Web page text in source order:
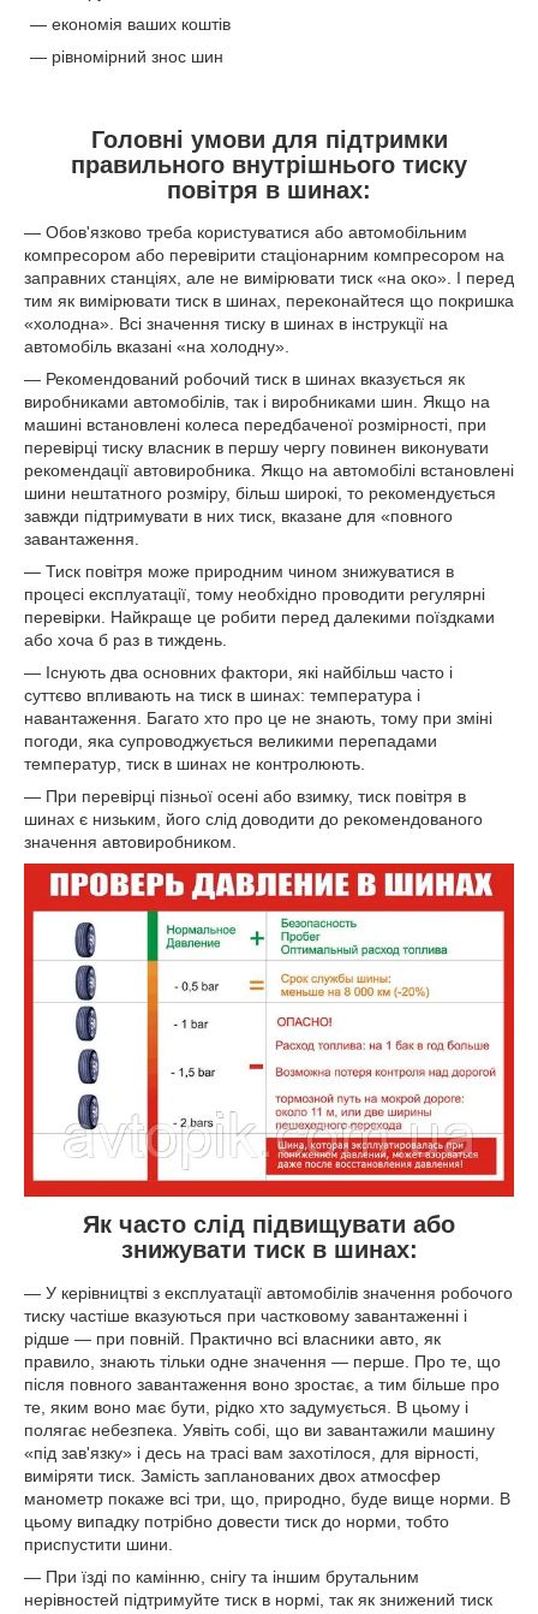
— економія ваших коштів
— рівномірний знос шин
Головні умови для підтримки
правильного внутрішнього тиску
повітря в шинах:
— Обов'язково треба користуватися або автомобільним
компресором або перевірити стаціонарним компресором на
заправних станціях, але не вимірювати тиск «на око». І перед
тим як вимірювати тиск в шинах, переконайтеся що покришка
«холодна». Всі значення тиску в шинах в інструкції на
автомобіль вказані «на холодну».
— Рекомендований робочий тиск в шинах вказується як
виробниками автомобілів, так і виробниками шин. Якщо на
машині встановлені колеса передбаченої розмірності, при
перевірці тиску власник в першу чергу повинен виконувати
рекомендації автовиробника. Якщо на автомобілі встановлені
шини нештатного розміру, більш широкі, то рекомендується
завжди підтримувати в них тиск, вказане для «повного
завантаження.
— Тиск повітря може природним чином знижуватися в
процесі експлуатації, тому необхідно проводити регулярні
перевірки. Найкраще це робити перед далекими поїздками
або хоча б раз в тиждень.
— Існують два основних фактори, які найбільш часто і
суттєво впливають на тиск в шинах: температура і
навантаження. Багато хто про це не знають, тому при зміні
погоди, яка супроводжується великими перепадами
температур, тиск в шинах не контролюють.
— При перевірці пізньої осені або взимку, тиск повітря в
шинах є низьким, його слід доводити до рекомендованого
значення автовиробником.
Як часто слід підвищувати або
знижувати тиск в шинах:
— У керівництві з експлуатації автомобілів значення робочого
тиску частіше вказуються при частковому завантаженні і
рідше — при повній. Практично всі власники авто, як
правило, знають тільки одне значення — перше. Про те, що
після повного завантаження воно зростає, а тим більше про
те, яким воно має бути, рідко хто задумується. В цьому і
полягає небезпека. Уявіть собі, що ви завантажили машину
«під зав'язку» і десь на трасі вам захотілося, для вірності,
виміряти тиск. Замість запланованих двох атмосфер
манометр покаже всі три, що, природно, буде вище норми. В
цьому випадку потрібно довести тиск до норми, тобто
приспустити шини.
— При їзді по камінню, снігу та іншим брутальним
нерівностей підтримуйте тиск в нормі, так як знижений тиск